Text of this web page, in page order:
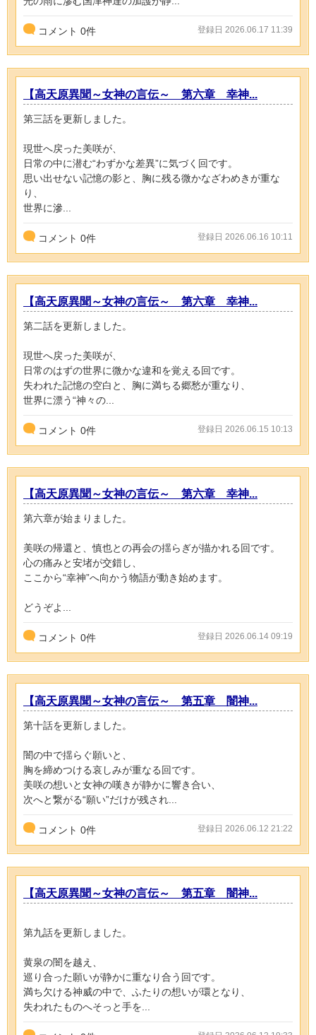
コメント 0件 登録日 2026.06.17 11:39
【高天原異聞～女神の言伝～ 第六章 幸神...
第三話を更新しました。
現世へ戻った美咲が、
日常の中に潜む“わずかな差異”に気づく回です。
思い出せない記憶の影と、胸に残る微かなざわめきが重な
り、
世界に滲...
コメント 0件 登録日 2026.06.16 10:11
【高天原異聞～女神の言伝～ 第六章 幸神...
第二話を更新しました。
現世へ戻った美咲が、
日常のはずの世界に微かな違和を覚える回です。
失われた記憶の空白と、胸に満ちる郷愁が重なり、
世界に漂う“神々の...
コメント 0件 登録日 2026.06.15 10:13
【高天原異聞～女神の言伝～ 第六章 幸神...
第六章が始まりました。
美咲の帰還と、慎也との再会の揺らぎが描かれる回です。
心の痛みと安堵が交錯し、
ここから“幸神”へ向かう物語が動き始めます。
どうぞよ...
コメント 0件 登録日 2026.06.14 09:19
【高天原異聞～女神の言伝～ 第五章 闇神...
第十話を更新しました。
闇の中で揺らぐ願いと、
胸を締めつける哀しみが重なる回です。
美咲の想いと女神の嘆きが静かに響き合い、
次へと繋がる“願い”だけが残され...
コメント 0件 登録日 2026.06.12 21:22
【高天原異聞～女神の言伝～ 第五章 闇神...
第九話を更新しました。
黄泉の闇を越え、
巡り合った願いが静かに重なり合う回です。
満ち欠ける神威の中で、ふたりの想いが環となり、
失われたものへそっと手を...